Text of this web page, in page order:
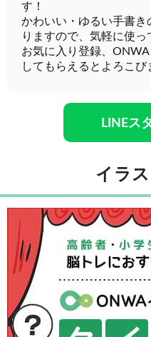
す！
かわいい・ゆるい手書
りますので、気軽に使っ
お気に入り登録、
してもらえるとよろこび
LINEス
イラ